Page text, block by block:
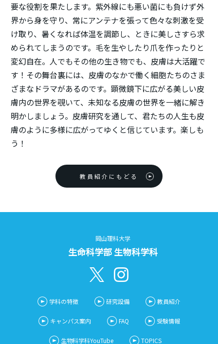
要な役割を果たします。紫外線にも悪い菌にも負けず外
界から身を守り、常にアンテナを張って色々な刺激を受
け取り、暑くなれば体温を調節し、ときに美しさすら求
められてしまうのです。毛を生やしたり爪を作ったりと
変幻自在。人でもその他の生き物でも、皮膚は大活躍で
す！その舞台裏には、皮膚のなかで働く細胞たちのさま
ざまなドラマがあるのです。顕微鏡下に広がる美しい皮
膚内の世界を覗いて、未知なる皮膚の世界を一緒に解き
明かしましょう。皮膚研究を通して、君たちの人生も皮
膚のように多様に広がってゆくと信じています。楽しも
う！
教員紹介にもどる
岡山理科大学
生命科学部 生物科学科
学科の特徴 研究設備 教員紹介
キャンパス案内 FAQ 受験情報
生物科学科YouTube TOPICS